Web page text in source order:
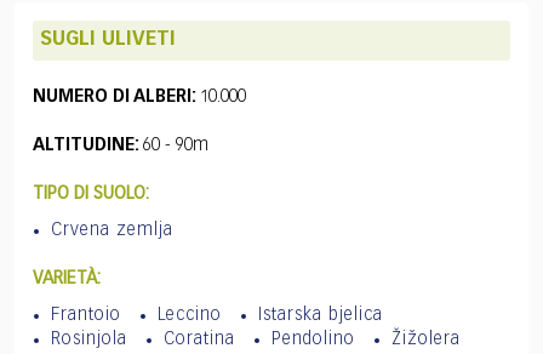
SUGLI ULIVETI
NUMERO DI ALBERI: 10.000
ALTITUDINE: 60 - 90m
TIPO DI SUOLO:
Crvena zemlja
VARIETÀ:
Frantoio Leccino
Istarska bjelica
Rosinjola
Coratina Pendolino
Žižolera